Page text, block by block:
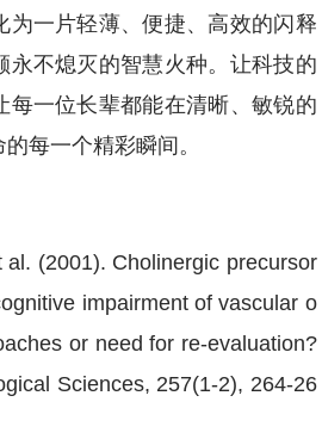
为一片轻薄、便捷、高效的闪释
永不熄灭的智慧火种。让科技的
每一位长辈都能在清晰、敏锐的
每一个精彩瞬间。
(2001). Cholinergic precursor
impairment of vascular o
or need for re-evaluation?
Sciences, 257(1-2), 264-26